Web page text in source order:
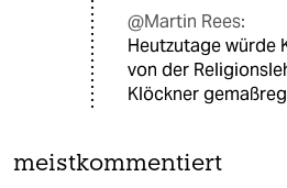
@Martin Rees:
Heutzutage würde
von der
Klöckner
meistkommentiert